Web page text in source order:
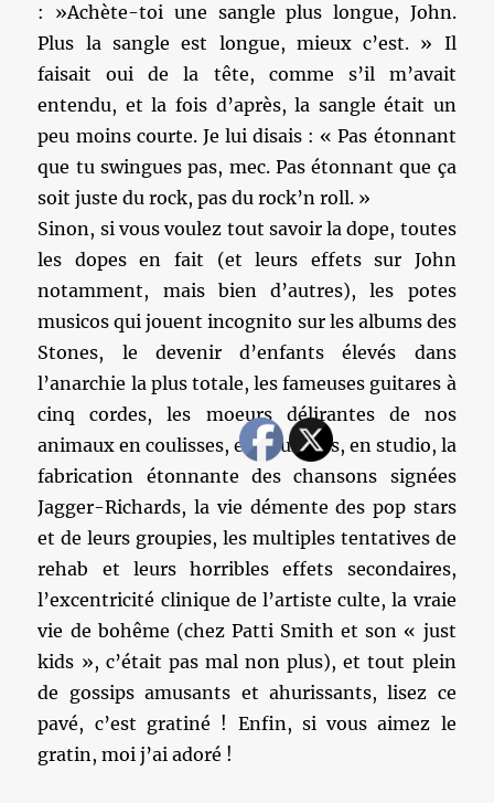
: »Achète-toi une sangle plus longue, John.
Plus la sangle est longue, mieux c’est. » Il
faisait oui de la tête, comme s’il m’avait
entendu, et la fois d’après, la sangle était un
peu moins courte. Je lui disais : « Pas étonnant
que tu swingues pas, mec. Pas étonnant que ça
soit juste du rock, pas du rock’n roll. »
Sinon, si vous voulez tout savoir la dope, toutes
les dopes en fait (et leurs effets sur John
notamment, mais bien d’autres), les potes
musicos qui jouent incognito sur les albums des
Stones, le devenir d’enfants élevés dans
l’anarchie la plus totale, les fameuses guitares à
cinq cordes, les moeurs délirantes de nos
animaux en coulisses, en tournées, en studio, la
fabrication étonnante des chansons signées
Jagger-Richards, la vie démente des pop stars
et de leurs groupies, les multiples tentatives de
rehab et leurs horribles effets secondaires,
l’excentricité clinique de l’artiste culte, la vraie
vie de bohême (chez Patti Smith et son « just
kids », c’était pas mal non plus), et tout plein
de gossips amusants et ahurissants, lisez ce
pavé, c’est gratiné ! Enfin, si vous aimez le
gratin, moi j’ai adoré !